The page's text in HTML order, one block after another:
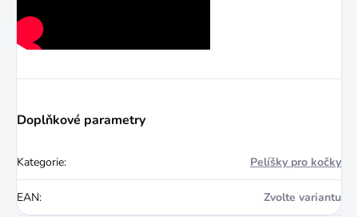
Doplňkové parametry
Kategorie: Pelíšky pro kočky
EAN: Zvolte variantu